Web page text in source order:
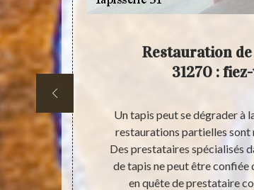
la
le
est
dans
des tapis.
service. Il
des tapis
Restauration
31270 :
Un tapis peut se dégrader à
restaurations partielles sont
Des prestataires spécialisés
de tapis ne peut être confiée
en quête de prestataire